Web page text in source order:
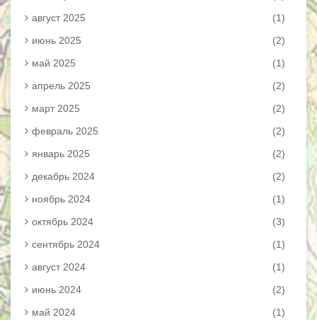
август 2025
(1)
июнь 2025
(2)
май 2025
(1)
апрель 2025
(2)
март 2025
(2)
февраль 2025
(2)
январь 2025
(2)
декабрь 2024
(2)
ноябрь 2024
(1)
октябрь 2024
(3)
сентябрь 2024
(1)
август 2024
(1)
июнь 2024
(2)
май 2024
(1)